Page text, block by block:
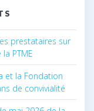
prestataires sur
PTME
et la Fondation
de convivialité